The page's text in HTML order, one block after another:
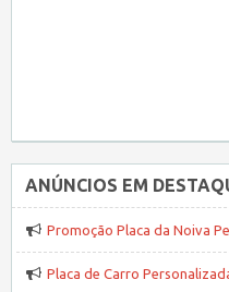
ANÚNCIOS EM
Promoção Placa da Noiva
Placa de Carro